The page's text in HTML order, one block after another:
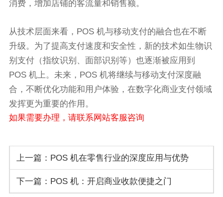
消费，增加店铺的客流量和销售额。
从技术层面来看，POS 机与移动支付的融合也在不断
升级。为了提高支付速度和安全性，新的技术如生物识
别支付（指纹识别、面部识别等）也逐渐被应用到
POS 机上。未来，POS 机将继续与移动支付深度融
合，不断优化功能和用户体验，在数字化商业支付领域
发挥更为重要的作用。
如果需要办理，请联系网站客服咨询
上一篇：POS 机在零售行业的深度应用与优势
下一篇：POS 机：开启商业收款便捷之门